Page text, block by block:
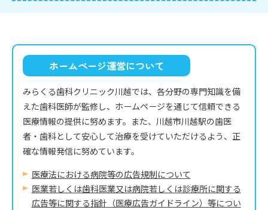
ホームページ運営について
みらくる歯科クリニック川越では、各分野の専門知識を備
えた歯科医師が監修し、ホームページを通じて信頼できる
医療情報の提供に努めます。また、川越市川越駅の歯医
者・歯科として安心して治療を受けていただけるよう、正
確な情報発信に努めています。
医療法における病院等の広告規制について
医業若しくは⻭科医業⼜は病院若しくは診療所に関する
広告等に関する指針（医療広告ガイドライン）等につい